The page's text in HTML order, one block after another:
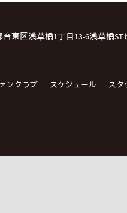
台東区浅草橋1丁目13-6浅草橋
ンクラブ スケジュール スタ